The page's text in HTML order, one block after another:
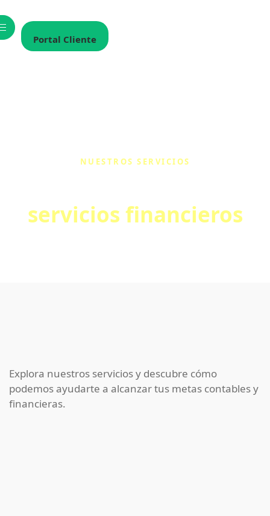
Portal Cliente
NUESTROS SERVICIOS
servicios financieros
Explora nuestros servicios y descubre cómo
podemos ayudarte a alcanzar tus metas contables y
financieras.